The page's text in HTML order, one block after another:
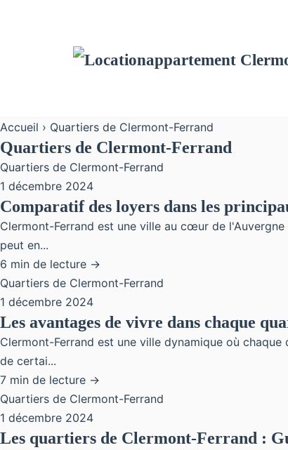
Accueil › Quartiers de Clermont-Ferrand
Quartiers de Clermont-Ferrand
Quartiers de Clermont-Ferrand
1 décembre 2024
Comparatif des loyers dans les
Clermont-Ferrand est une ville au cœur de
peut en...
6 min de lecture →
Quartiers de Clermont-Ferrand
1 décembre 2024
Les avantages de vivre dans chaque
Clermont-Ferrand est une ville dynamique où
de certai...
7 min de lecture →
Quartiers de Clermont-Ferrand
1 décembre 2024
Les quartiers de Clermont-Ferrand :